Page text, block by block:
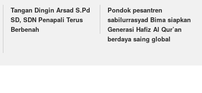
Tangan Dingin Arsad S.Pd
SD, SDN Penapali Terus
Berbenah
Pondok pesantren
sabilurrasyad Bima siapkan
Generasi Hafiz Al Qur’an
berdaya saing global